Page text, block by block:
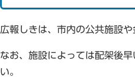
広報しきは、市内の公共施設
なお、施設によっては配架後
い。